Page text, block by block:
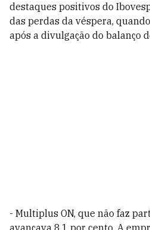
destaques positivos do
das perdas da véspera,
após a divulgação do balanço
- Multiplus ON, que não faz
avançava 8,1 por cento. A